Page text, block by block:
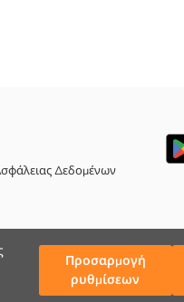
Προσαρμογή
ρυθμίσεων
Δεδομένων